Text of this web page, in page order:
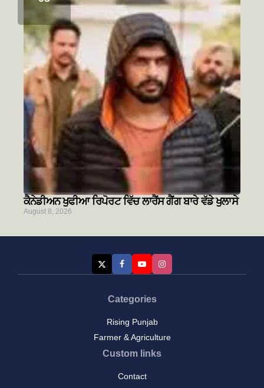
ਕੈਨੇਡੀਅਨ ਖੁਫੀਆ ਰਿਪੋਰਟ ਵਿੱਚ ਲਾਰੈਂਸ ਗੈਂਗ ਬਾਰੇ ਵੱਡੇ ਖੁਲਾਸੇ
August 8, 2026
Categories
Rising Punjab
Farmer & Agriculture
Custom links
Contact